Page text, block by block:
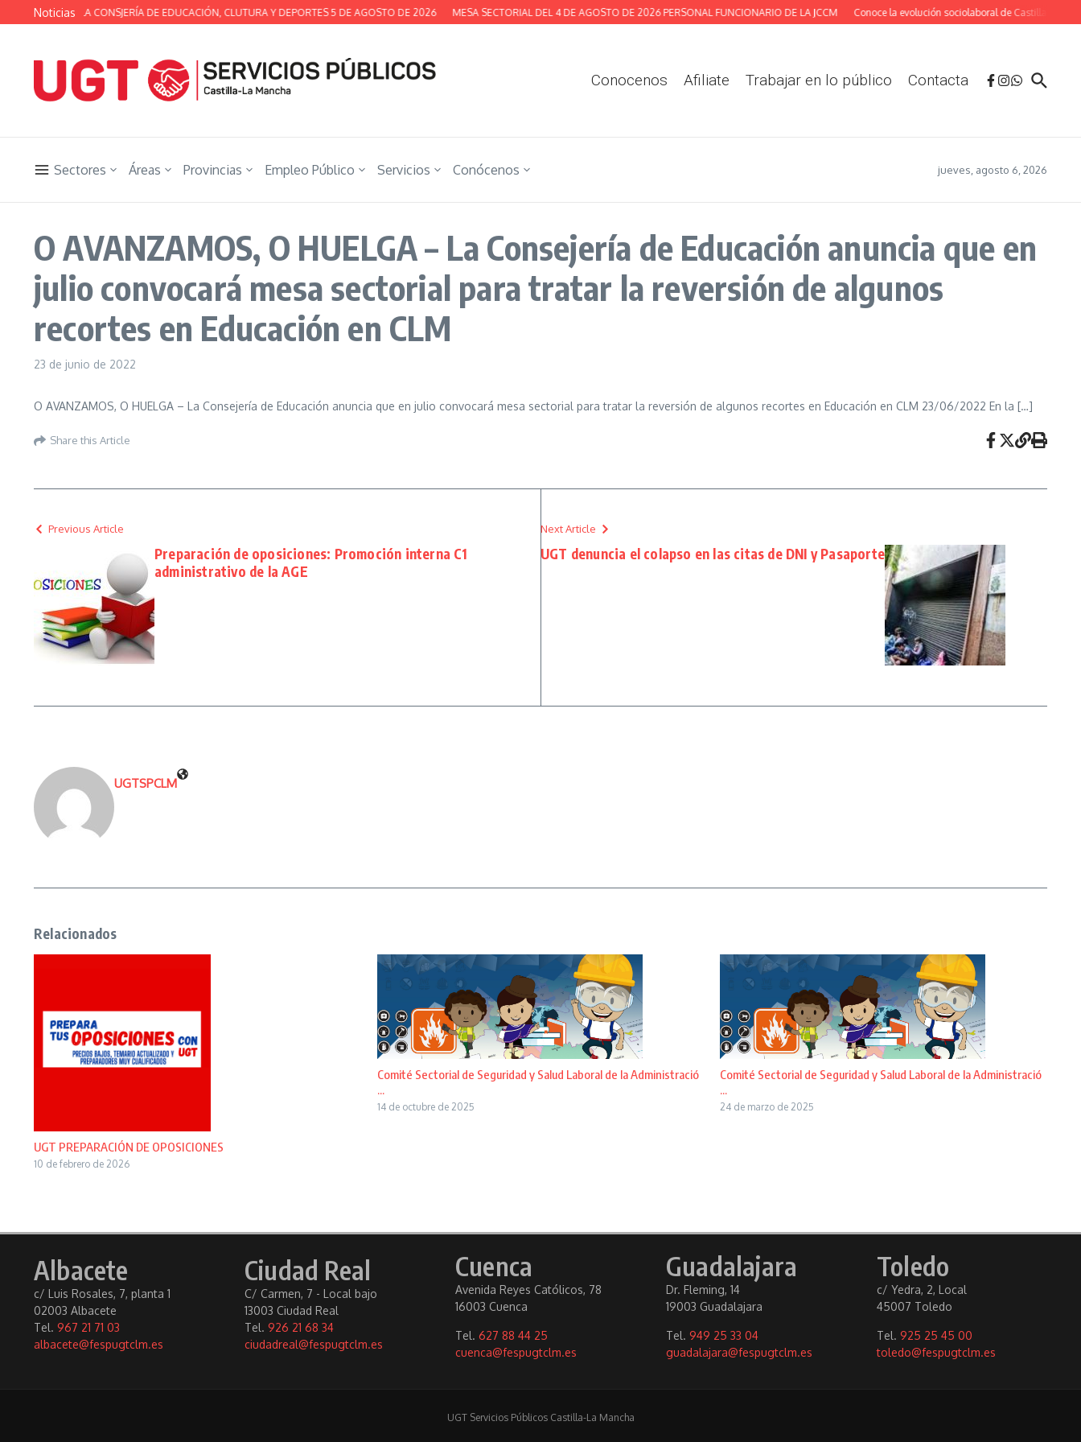
Saltar al contenido
Noticias
TÉCNICA DE LA CONSJERÍA DE EDUCACIÓN, CLUTURA Y DEPORTES 5 DE AGOSTO DE 2026 MESA SECTORIAL DEL 4 DE AGOSTO DE 2026 PERSONAL FUNCIONARIO DE LA JCCM Conoce la evolución sociolaboral de Castilla-La
Conocenos Afiliate Trabajar en lo público Contacta
Sectores Áreas Provincias Empleo Público Servicios Conócenos jueves, agosto 6, 2026
O AVANZAMOS, O HUELGA – La Consejería de Educación anuncia que en
julio convocará mesa sectorial para tratar la reversión de algunos
recortes en Educación en CLM
23 de junio de 2022
O AVANZAMOS, O HUELGA – La Consejería de Educación anuncia que en julio convocará mesa sectorial para tratar la reversión de algunos recortes en Educación en CLM 23/06/2022 En la […]
Share this Article
Previous Article
Preparación de oposiciones: Promoción interna C1
administrativo de la AGE
Next Article
UGT denuncia el colapso en las citas de DNI y Pasaporte
UGTSPCLM
Relacionados
UGT PREPARACIÓN DE OPOSICIONES
10 de febrero de 2026
Comité Sectorial de Seguridad y Salud Laboral de la Administració
...
14 de octubre de 2025
Comité Sectorial de Seguridad y Salud Laboral de la Administració
...
24 de marzo de 2025
Albacete
c/ Luis Rosales, 7, planta 1
02003 Albacete
Tel. 967 21 71 03
albacete@fespugtclm.es
Ciudad Real
C/ Carmen, 7 - Local bajo
13003 Ciudad Real
Tel. 926 21 68 34
ciudadreal@fespugtclm.es
Cuenca
Avenida Reyes Católicos, 78
16003 Cuenca
Tel. 627 88 44 25
cuenca@fespugtclm.es
Guadalajara
Dr. Fleming, 14
19003 Guadalajara
Tel. 949 25 33 04
guadalajara@fespugtclm.es
Toledo
c/ Yedra, 2, Local
45007 Toledo
Tel. 925 25 45 00
toledo@fespugtclm.es
UGT Servicios Públicos Castilla-La Mancha